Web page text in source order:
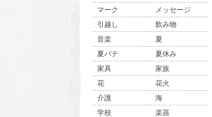
マーク
メッセージ
引越し
飲み物
音楽
夏
夏バテ
夏休み
家具
家族
花
花火
介護
海
学校
楽器